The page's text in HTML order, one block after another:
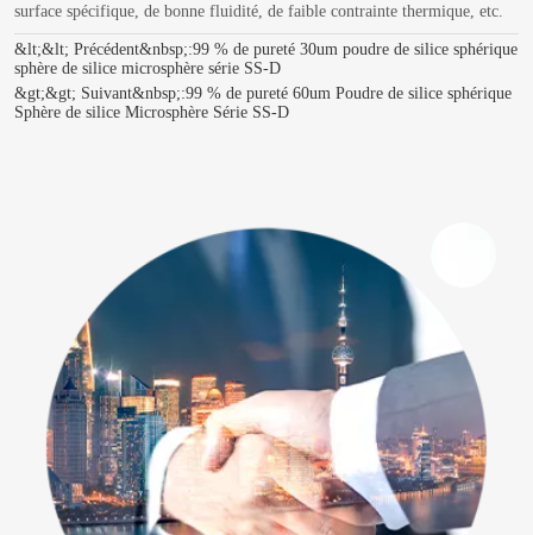
surface spécifique, de bonne fluidité, de faible contrainte thermique, etc.
&lt;&lt; Précédent&nbsp;:99 % de pureté 30um poudre de silice sphérique
sphère de silice microsphère série SS-D
&gt;&gt; Suivant&nbsp;:99 % de pureté 60um Poudre de silice sphérique
Sphère de silice Microsphère Série SS-D